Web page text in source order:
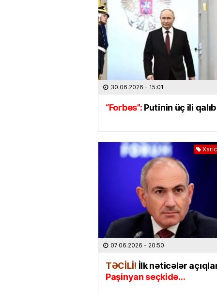
30.06.2026 - 15:01
“Forbes”:Putinin üç ili qalıb
07.06.2026 - 20:50
TƏCİLİ! İlk nəticələr
Paşinyan seçkidə…